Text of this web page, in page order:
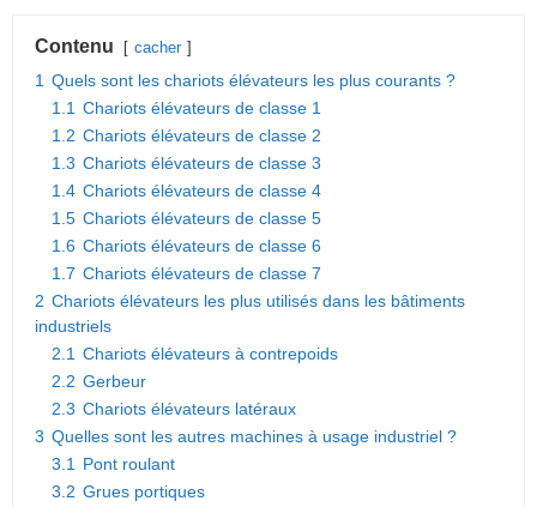
Contenu cacher
1 Quels sont les chariots élévateurs les plus courants ?
1.1 Chariots élévateurs de classe 1
1.2 Chariots élévateurs de classe 2
1.3 Chariots élévateurs de classe 3
1.4 Chariots élévateurs de classe 4
1.5 Chariots élévateurs de classe 5
1.6 Chariots élévateurs de classe 6
1.7 Chariots élévateurs de classe 7
2 Chariots élévateurs les plus utilisés dans les bâtiments
industriels
2.1 Chariots élévateurs à contrepoids
2.2 Gerbeur
2.3 Chariots élévateurs latéraux
3 Quelles sont les autres machines à usage industriel ?
3.1
Pont roulant
3.2 Grues portiques